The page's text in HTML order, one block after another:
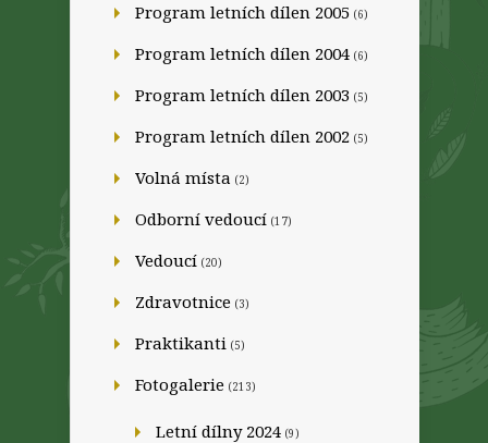
Program letních dílen 2005 (6)
Program letních dílen 2004 (6)
Program letních dílen 2003 (5)
Program letních dílen 2002 (5)
Volná místa (2)
Odborní vedoucí (17)
Vedoucí (20)
Zdravotnice (3)
Praktikanti (5)
Fotogalerie (213)
Letní dílny 2024 (9)